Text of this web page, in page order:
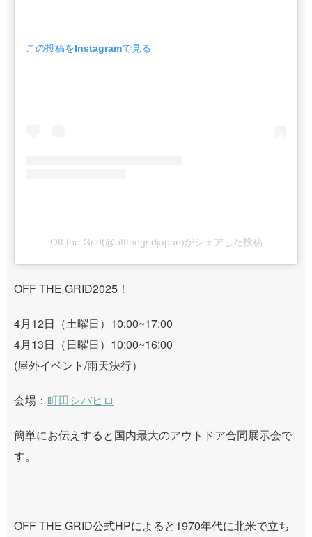
この投稿をInstagramで見る
Off the Grid(@offthegridjapan)がシェアした投稿
OFF THE GRID2025！
4月12日（土曜日）10:00~17:00
4月13日（日曜日）10:00~16:00
(屋外イベント/雨天決行）
会場： 町田シバヒロ
簡単にお伝えすると国内最大のアウトドア合同展示会で
す。
OFF THE GRID公式HPによると1970年代に北米で立ち